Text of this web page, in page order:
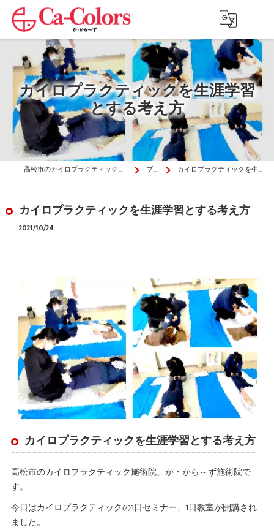
カイロプラクティックを生涯学習
とする考え方
高松市のカイロプラクティックはか・から～ず施術院 ブログ カイロプラクティックを生涯学習とする考え方
カイロプラクティックを生涯学習とする考え方
2021/10/24
カイロプラクティックを生涯学習とする考え方
高松市のカイロプラクティック施術院、か・から～ず施術院で
す。
今日はカイロプラクティックの1日セミナー、1日教室が開講され
ました。